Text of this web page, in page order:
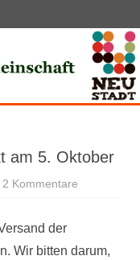
am 5. Oktober
2 Kommentare
5.
der
Wir bitten darum,